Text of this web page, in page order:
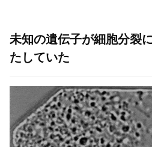
未知の遺伝子が細胞分裂
たしていた